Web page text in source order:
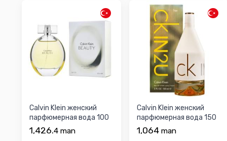
Calvin Klein женский
парфюмерная вода 100
мл
1,426.4 man
Calvin Klein женский
парфюмерная вода 150
мл
1,064man